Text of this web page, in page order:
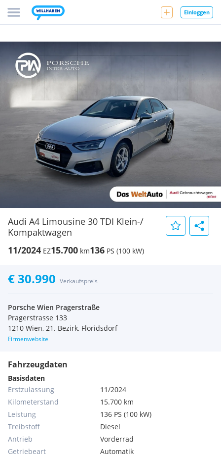
Einloggen
Audi A4 Limousine 30 TDI Klein-/
Kompaktwagen
11/2024 EZ15.700 km136 PS (100 kW)
€ 30.990 Verkaufspreis
Porsche Wien Pragerstraße
Pragerstrasse 133
1210 Wien, 21. Bezirk, Floridsdorf
Firmenwebsite
Fahrzeugdaten
Basisdaten
Erstzulassung
11/2024
Kilometerstand
15.700 km
Leistung
136 PS (100 kW)
Treibstoff
Diesel
Antrieb
Vorderrad
Getriebeart
Automatik